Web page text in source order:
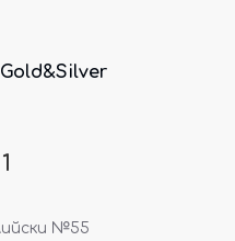
№55